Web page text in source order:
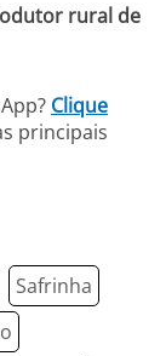
rural de
Clique
principais
Safrinha